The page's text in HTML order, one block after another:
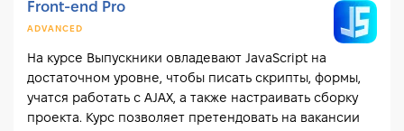
Front-end Pro
ADVANCED
На курсе Выпускники овладевают JavaScript на
достаточном уровне, чтобы писать скрипты, формы,
учатся работать с AJAX, а также настраивать сборку
проекта. Курс позволяет претендовать на вакансии